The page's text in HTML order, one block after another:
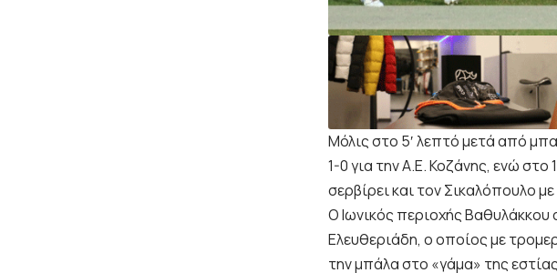
Μόλις στο 5′ λεπτό μετά από
1-0 για την Α.Ε. Κοζάνης, ενώ
σερβίρει και τον Σικαλόπουλο
Ο Ιωνικός περιοχής Βαθυλάκκου
Ελευθεριάδη, ο οποίος με
την μπάλα στο «γάμα» της